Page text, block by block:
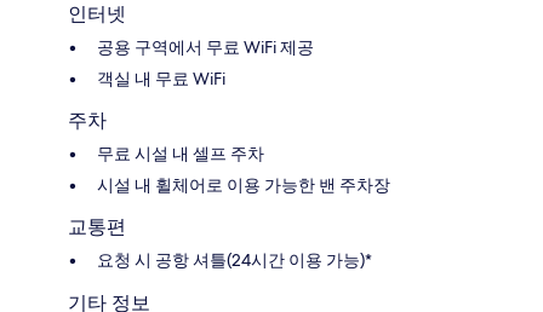
인터넷
공용 구역에서 무료 WiFi 제공
객실 내 무료 WiFi
주차
무료 시설 내 셀프 주차
시설 내 휠체어로 이용 가능한 밴 주차장
교통편
요청 시 공항 셔틀(24시간 이용 가능)*
기타 정보